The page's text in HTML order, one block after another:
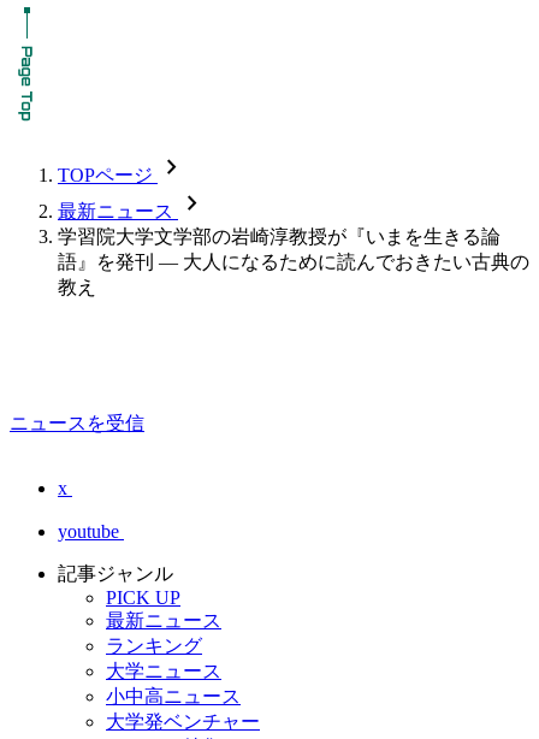
TOPページ chevron_forward
最新ニュース chevron_forward
学習院大学文学部の岩崎淳教授が『いまを生きる論
語』を発刊 — 大人になるために読んでおきたい古典の
教え
ニュースを受信
x
youtube
記事ジャンル
PICK UP
最新ニュース
ランキング
大学ニュース
小中高ニュース
大学発ベンチャー